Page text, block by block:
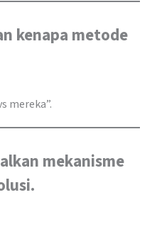
kenapa metode
mereka”.
mekanisme